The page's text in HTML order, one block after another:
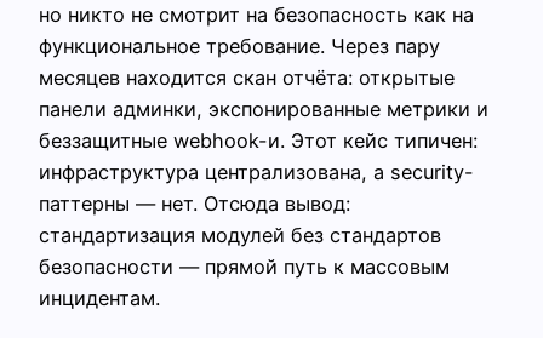
но никто не смотрит на безопасность как на
функциональное требование. Через пару
месяцев находится скан отчёта: открытые
панели админки, экспонированные метрики и
беззащитные webhook-и. Этот кейс типичен:
инфраструктура централизована, а security-
паттерны — нет. Отсюда вывод:
стандартизация модулей без стандартов
безопасности — прямой путь к массовым
инцидентам.